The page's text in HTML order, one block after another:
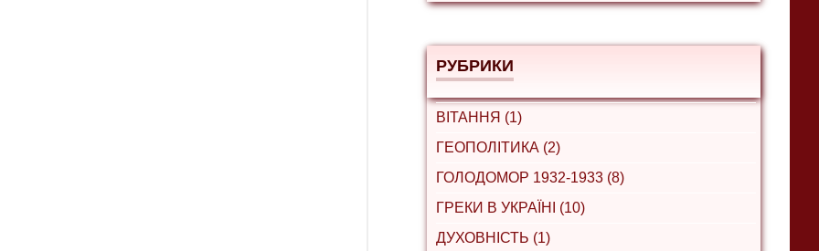
РУБРИКИ
ВІТАННЯ (1)
ГЕОПОЛІТИКА (2)
ГОЛОДОМОР 1932-1933 (8)
ГРЕКИ В УКРАЇНІ (10)
ДУХОВНІСТЬ (1)